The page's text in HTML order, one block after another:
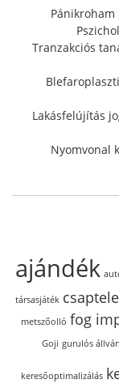
Pánikroham
Tranzakciós
Lakásfelújítás
Nyomvonal
ajándék
társasjáték
metszőolló fog
Goji gurulós
keresőoptimalizálás